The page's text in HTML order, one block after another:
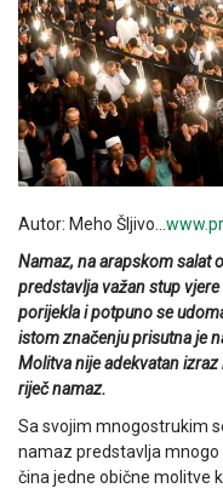
Autor: Meho Šljivo…
Namaz, na arapskom salat
predstavlja važan stup
porijekla i potpuno se
istom značenju prisutna je
Molitva nije adekvatan
riječ namaz.
Sa svojim mnogostrukim
namaz predstavlja mnogo
čina jedne obične molitve